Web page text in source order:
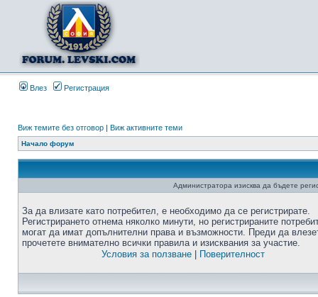
Влез Регистрация
Виж темите без отговор | Виж активните теми
Начало форум
Администратора изисква да бъдете
За да влизате като потребител, е необходимо да се регистрирате.
Регистрирането отнема няколко минути, но регистрираните
могат да имат допълнителни права и възможности. Преди да
прочетете внимателно всички правила и изисквания за участие.
Условия за ползване| Поверителност